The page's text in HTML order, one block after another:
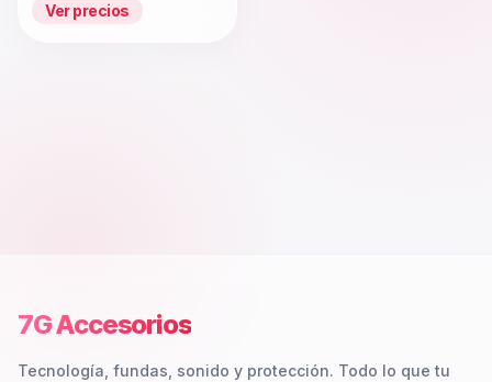
Ver precios
7G Accesorios
Tecnología, fundas, sonido y protección. Todo lo que tu